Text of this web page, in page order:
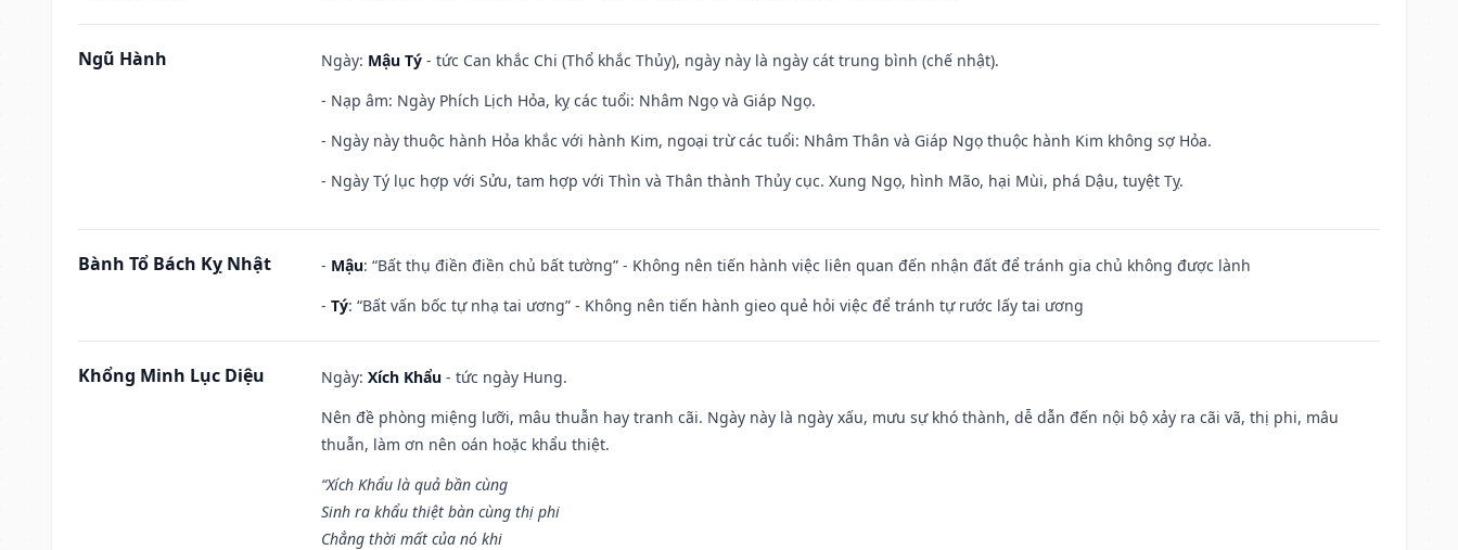
Ngũ Hành Ngày: Mậu Tý - tức Can khắc Chi (Thổ khắc Thủy), ngày này là ngày cát trung bình (chế nhật).
- Nạp âm: Ngày Phích Lịch Hỏa, kỵ các tuổi: Nhâm Ngọ và Giáp Ngọ.
- Ngày này thuộc hành Hỏa khắc với hành Kim, ngoại trừ các tuổi: Nhâm Thân và Giáp Ngọ thuộc hành Kim không sợ Hỏa.
- Ngày Tý lục hợp với Sửu, tam hợp với Thìn và Thân thành Thủy cục. Xung Ngọ, hình Mão, hại Mùi, phá Dậu, tuyệt Tỵ.
Bành Tổ Bách Kỵ Nhật - Mậu: “Bất thụ điền điền chủ bất tường” - Không nên tiến hành việc liên quan đến nhận đất để tránh gia chủ không được lành
- Tý: “Bất vấn bốc tự nhạ tai ương” - Không nên tiến hành gieo quẻ hỏi việc để tránh tự rước lấy tai ương
Khổng Minh Lục Diệu Ngày: Xích Khẩu - tức ngày Hung.
Nên đề phòng miệng lưỡi, mâu thuẫn hay tranh cãi. Ngày này là ngày xấu, mưu sự khó thành, dễ dẫn đến nội bộ xảy ra cãi vã, thị phi, mâu
thuẫn, làm ơn nên oán hoặc khẩu thiệt.
“Xích Khẩu là quả bần cùng
Sinh ra khẩu thiệt bàn cùng thị phi
Chẳng thời mất của nó khi